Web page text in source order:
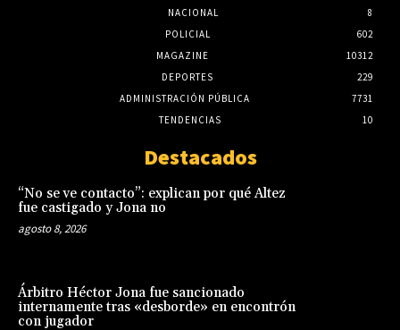
NACIONAL
8
POLICIAL
602
MAGAZINE
10312
DEPORTES
229
ADMINISTRACIÓN PÚBLICA
7731
TENDENCIAS
10
Destacados
“No se ve contacto”: explican por qué Altez
fue castigado y Jona no
agosto 8, 2026
Árbitro Héctor Jona fue sancionado
internamente tras «desborde» en encontrón
con jugador